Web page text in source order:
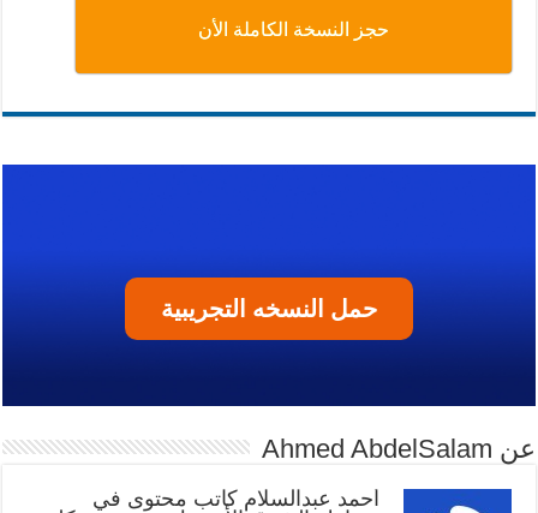
حجز النسخة الكاملة الأن
حمل النسخه التجريبية
عن Ahmed AbdelSalam
أحمد عبدالسلام كاتب محتوى في